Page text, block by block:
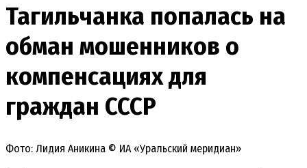
Тагильчанка попалась на
обман мошенников о
компенсациях для
граждан СССР
Фото: Лидия Аникина © ИА «Уральский меридиан»